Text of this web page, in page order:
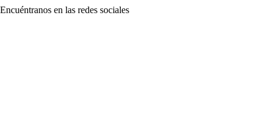
Encuéntranos en las redes sociales